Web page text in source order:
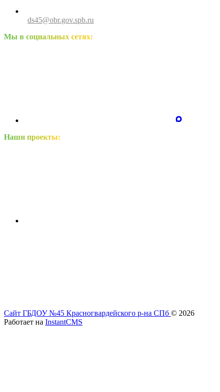
ds45@obr.gov.spb.ru
Мы в социальных сетях:
Наши проекты:
Сайт ГБДОУ №45 Красногвардейского р-на СПб © 2026
Работает на InstantCMS